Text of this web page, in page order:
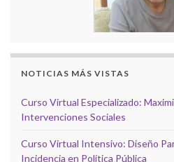
NOTICIAS MÁS VISTAS
Curso Virtual Especializado:
Intervenciones Sociales
Curso Virtual Intensivo: Diseño
Incidencia en Política Pública